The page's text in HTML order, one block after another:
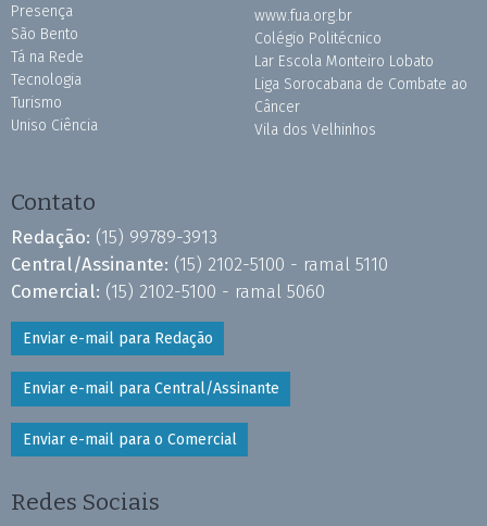
Presença
São Bento
Tá na Rede
Tecnologia
Turismo
Uniso Ciência
www.fua.org.br
Colégio Politécnico
Lar Escola Monteiro Lobato
Liga Sorocabana de Combate ao
Câncer
Vila dos Velhinhos
Contato
Redação: (15) 99789-3913
Central/Assinante: (15) 2102-5100 - ramal 5110
Comercial: (15) 2102-5100 - ramal 5060
Enviar e-mail para Redação
Enviar e-mail para Central/Assinante
Enviar e-mail para o Comercial
Redes Sociais